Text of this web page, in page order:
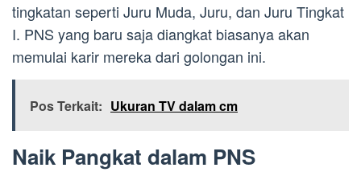
tingkatan seperti Juru Muda, Juru, dan Juru Tingkat
I. PNS yang baru saja diangkat biasanya akan
memulai karir mereka dari golongan ini.
Pos Terkait: Ukuran TV dalam cm
Naik Pangkat dalam PNS